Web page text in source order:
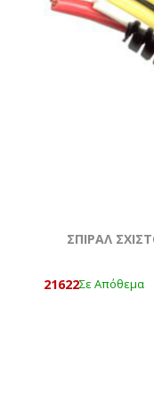
ΣΠΙΡΑΛ
21622Σε Απόθεμα